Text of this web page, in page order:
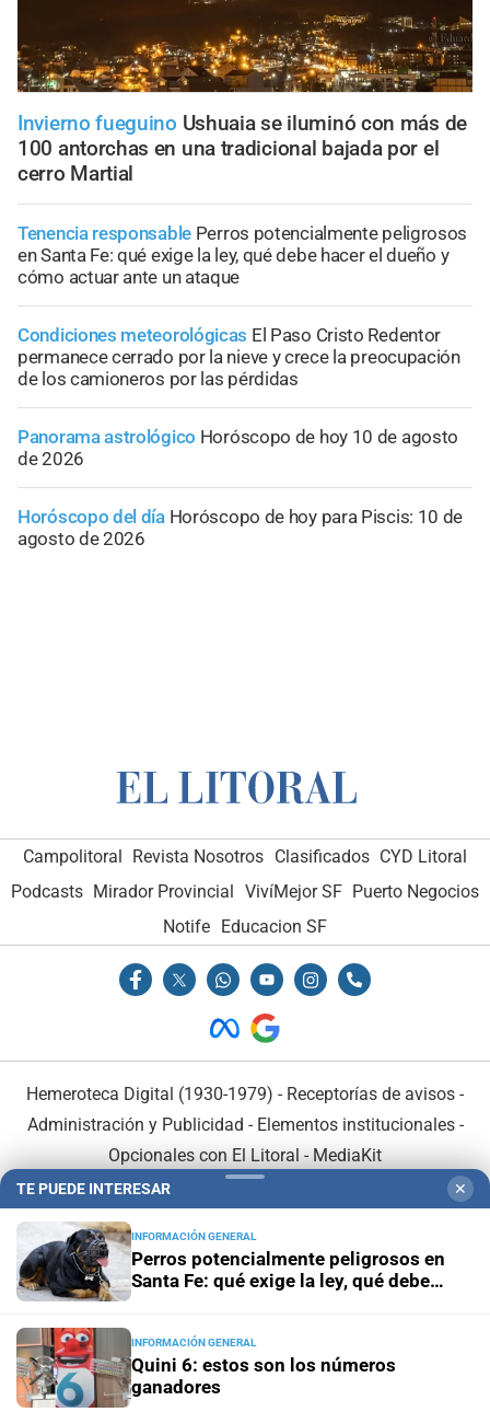
Invierno fueguino Ushuaia se iluminó con más de
100 antorchas en una tradicional bajada por el
cerro Martial
Tenencia responsable Perros potencialmente peligrosos
en Santa Fe: qué exige la ley, qué debe hacer el dueño y
cómo actuar ante un ataque
Condiciones meteorológicas El Paso Cristo Redentor
permanece cerrado por la nieve y crece la preocupación
de los camioneros por las pérdidas
Panorama astrológico Horóscopo de hoy 10 de agosto
de 2026
Horóscopo del día Horóscopo de hoy para Piscis: 10 de
agosto de 2026
Campolitoral Revista Nosotros Clasificados CYD Litoral
Podcasts Mirador Provincial VivíMejor SF Puerto Negocios
Notife Educacion SF
Hemeroteca Digital (1930-1979) - Receptorías de avisos -
Administración y Publicidad - Elementos institucionales-
Opcionales con El Litoral - MediaKit
En Asociación con:
TE PUEDE INTERESAR ✕
INFORMACIÓN GENERAL
Perros potencialmente peligrosos en
Santa Fe: qué exige la ley, qué debe
INFORMACIÓN GENERAL
Quini 6: estos son los números
ganadores